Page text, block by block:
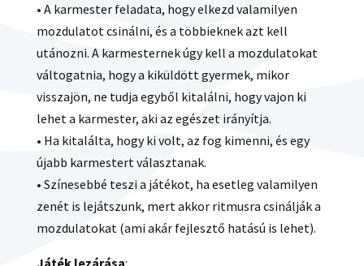
• A karmester feladata, hogy elkezd valamilyen
mozdulatot csinálni, és a többieknek azt kell
utánozni. A karmesternek úgy kell a mozdulatokat
váltogatnia, hogy a kiküldött gyermek, mikor
visszajön, ne tudja egyből kitalálni, hogy vajon ki
lehet a karmester, aki az egészet irányítja.
• Ha kitalálta, hogy ki volt, az fog kimenni, és egy
újabb karmestert választanak.
• Színesebbé teszi a játékot, ha esetleg valamilyen
zenét is lejátszunk, mert akkor ritmusra csinálják a
mozdulatokat (ami akár fejlesztő hatású is lehet).
Játék lezárása: